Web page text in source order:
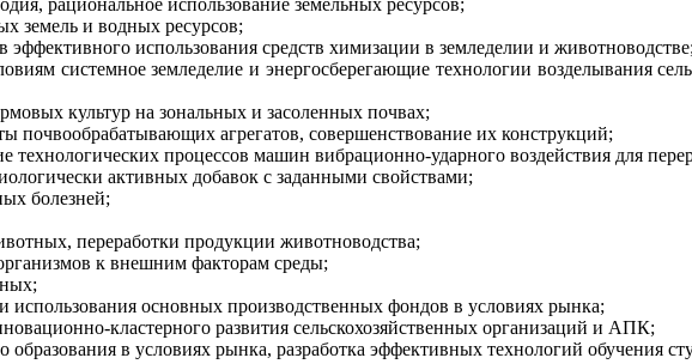
рациональное использование земельных ресурсов;
земель и водных ресурсов;
использования средств химизации в земледелии и животноводстве;
системное земледелие и энергосберегающие технологии возделывания
культур на зональных и засоленных почвах;
почвообрабатывающих агрегатов, совершенствование их конструкций;
технологических процессов машин вибрационно-ударного воздействия для
активных добавок с заданными свойствами;
болезней;
переработки продукции животноводства;
к внешним факторам среды;
основных производственных фондов в условиях рынка;
кластерного развития сельскохозяйственных организаций и АПК;
образования в условиях рынка, разработка эффективных технологий обучения